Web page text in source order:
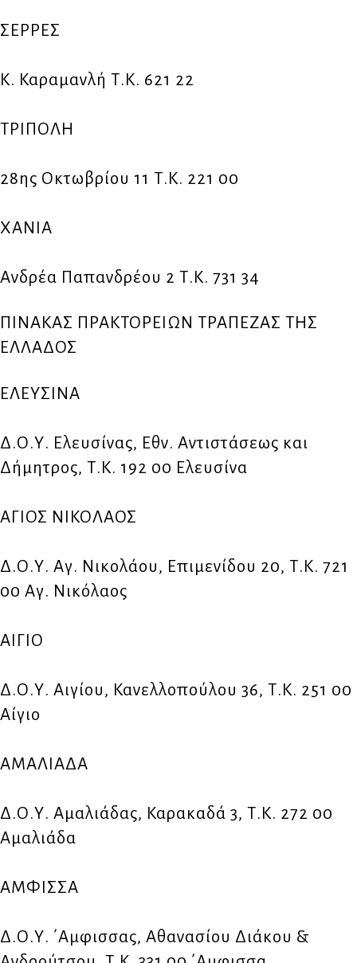
ΣΕΡΡΕΣ
Κ. Καραμανλή Τ.Κ. 621 22
ΤΡΙΠΟΛΗ
28ης Οκτωβρίου 11 Τ.Κ. 221 00
ΧΑΝΙΑ
Ανδρέα Παπανδρέου 2 Τ.Κ. 731 34
ΠΙΝΑΚΑΣ ΠΡΑΚΤΟΡΕΙΩΝ ΤΡΑΠΕΖΑΣ ΤΗΣ
ΕΛΛΑΔΟΣ
ΕΛΕΥΣΙΝΑ
Δ.Ο.Υ. Ελευσίνας, Εθν. Αντιστάσεως και
Δήμητρος, Τ.Κ. 192 00 Ελευσίνα
ΑΓΙΟΣ ΝΙΚΟΛΑΟΣ
Δ.Ο.Υ. Αγ. Νικολάου, Επιμενίδου 20, Τ.Κ. 721
00 Αγ. Νικόλαος
ΑΙΓΙΟ
Δ.Ο.Υ. Αιγίου, Κανελλοπούλου 36, Τ.Κ. 251 00
Αίγιο
ΑΜΑΛΙΑΔΑ
Δ.Ο.Υ. Αμαλιάδας, Καρακαδά 3, Τ.Κ. 272 00
Αμαλιάδα
ΑΜΦΙΣΣΑ
Δ.Ο.Υ. ΄Αμφισσας, Αθανασίου Διάκου &